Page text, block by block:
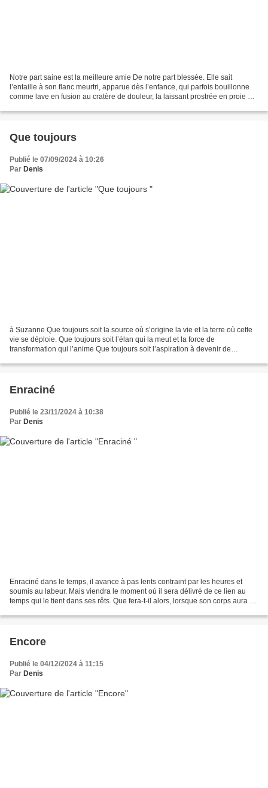
Notre part saine est la meilleure amie De notre part blessée. Elle sait
l’entaille à son flanc meurtri, apparue dès l’enfance, qui parfois bouillonne
comme lave en fusion au cratère de douleur, la laissant prostrée en proie à
Que toujours
Publié le 07/09/2024 à 10:26
Par Denis
à Suzanne Que toujours soit la source où s’origine la vie et la terre où cette
vie se déploie. Que toujours soit l’élan qui la meut et la force de
transformation qui l’anime Que toujours soit l’aspiration à devenir de
Enraciné
Publié le 23/11/2024 à 10:38
Par Denis
Enraciné dans le temps, il avance à pas lents contraint par les heures et
soumis au labeur. Mais viendra le moment où il sera délivré de ce lien au
temps qui le tient dans ses rêts. Que fera-t-il alors, lorsque son corps aura bu
Encore
Publié le 04/12/2024 à 11:15
Par Denis